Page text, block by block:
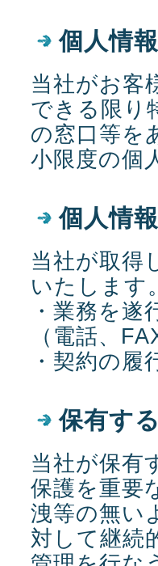
個人情
当社がお客
できる限り
の窓口等を
小限度の個
個人情
当社が取得
いたします
・業務を
（電話、
・契約の履
保有す
当社が保有
保護を重要
洩等の無い
対して継続